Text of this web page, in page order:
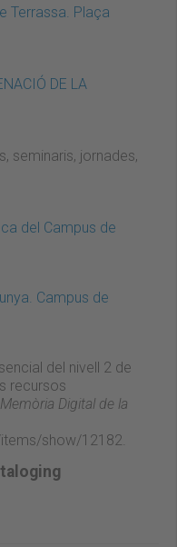
Terrassa. Plaça
DE LA
seminaris, jornades,
del Campus de
Campus de
del nivell 2 de
recursos
Memòria Digital de la
show/12182.